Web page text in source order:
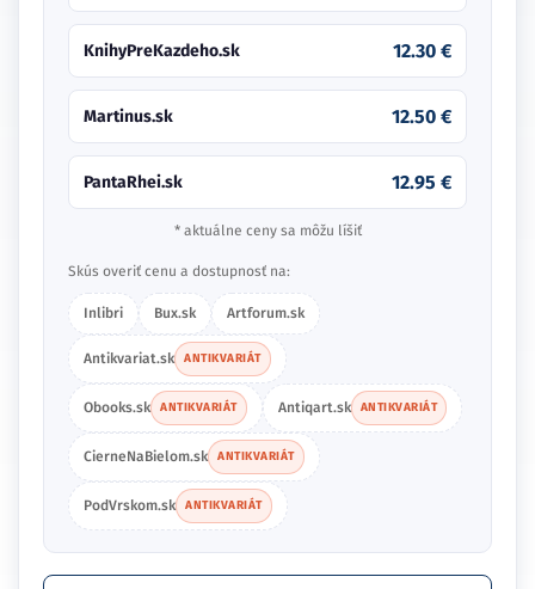
KnihyPreKazdeho.sk 12.30 €
Martinus.sk 12.50 €
PantaRhei.sk 12.95 €
* aktuálne ceny sa môžu líšiť
Skús overiť cenu a dostupnosť na:
Inlibri Bux.sk Artforum.sk
Antikvariat.sk ANTIKVARIÁT
Obooks.sk ANTIKVARIÁT Antiqart.sk ANTIKVARIÁT
CierneNaBielom.sk ANTIKVARIÁT
PodVrskom.sk ANTIKVARIÁT